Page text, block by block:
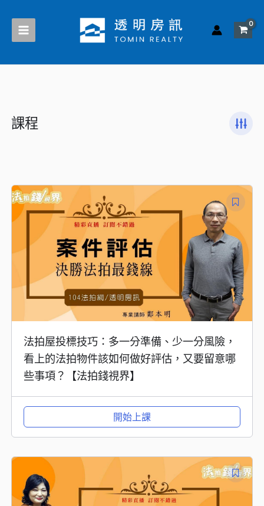
課程
法拍屋投標技巧：多一分準備、少一分風險，
看上的法拍物件該如何做好評估，又要留意哪
些事項？【法拍錢視界】
開始上課